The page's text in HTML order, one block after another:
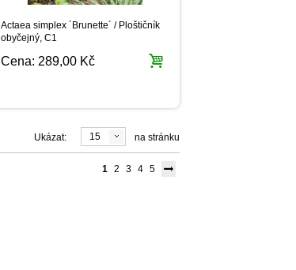
Actaea simplex ´Brunette´ / Ploštičník
obyčejný, C1
Cena: 289,00 Kč
Ukázat: 15 na stránku
1 2 3 4 5